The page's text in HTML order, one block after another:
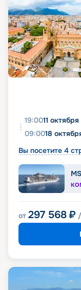
19:0011
09:0018
Вы посетите 4
от 297 568 ₽